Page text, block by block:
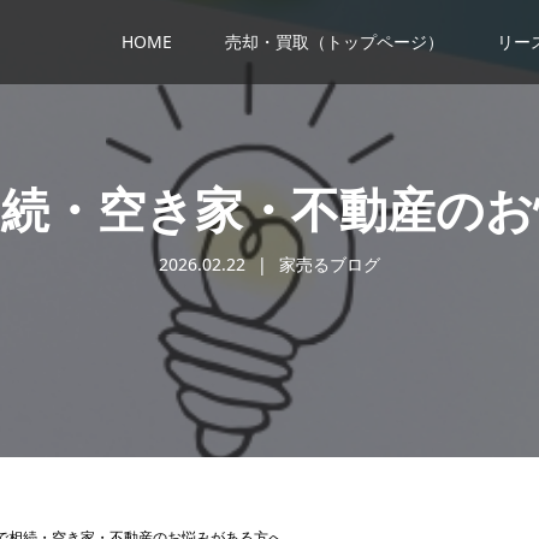
HOME 売却・買取（トップページ） リー
・空き家・不動産の
2026.02.22 家売るブログ